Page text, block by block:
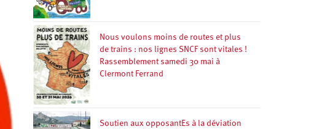
Nous voulons moins de routes et plus
de trains : nos lignes SNCF sont vitales !
Rassemblement samedi 30 mai à
Clermont Ferrand
Soutien aux opposantEs à la déviation